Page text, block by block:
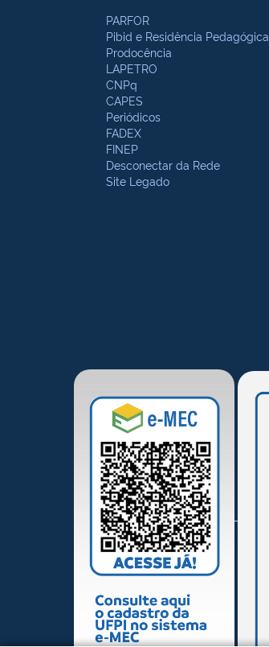
PARFOR
Pibid e Residência Pedagógica
Prodocência
LAPETRO
CNPq
CAPES
Periódicos
FADEX
FINEP
Desconectar da Rede
Site Legado